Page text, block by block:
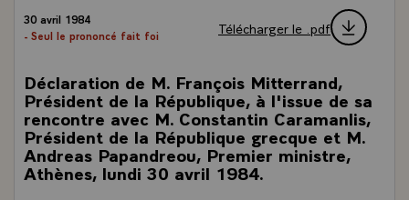
30 avril 1984
- Seul le prononcé fait foi
Télécharger le .pdf
Déclaration de M. François Mitterrand,
Président de la République, à l'issue de sa
rencontre avec M. Constantin Caramanlis,
Président de la République grecque et M.
Andreas Papandreou, Premier ministre,
Athènes, lundi 30 avril 1984.